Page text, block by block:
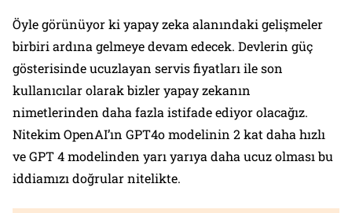
Öyle görünüyor ki yapay zeka alanındaki gelişmeler
birbiri ardına gelmeye devam edecek. Devlerin güç
gösterisinde ucuzlayan servis fiyatları ile son
kullanıcılar olarak bizler yapay zekanın
nimetlerinden daha fazla istifade ediyor olacağız.
Nitekim OpenAI’ın GPT4o modelinin 2 kat daha hızlı
ve GPT 4 modelinden yarı yarıya daha ucuz olması bu
iddiamızı doğrular nitelikte.